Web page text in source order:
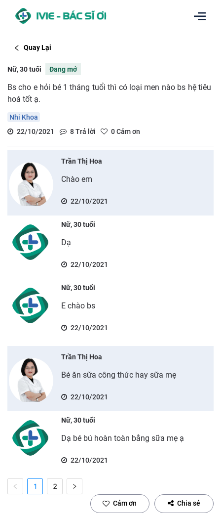
Quay Lại
Nữ, 30 tuổi Đang mở
Bs cho e hỏi bé 1 tháng tuổi thì có loại men nào bs hệ tiêu
hoá tốt ạ.
Nhi Khoa
22/10/2021
8Trả lời 0Cảm ơn
Trần Thị Hoa
Chào em
22/10/2021
Nữ, 30 tuổi
Dạ
22/10/2021
Nữ, 30 tuổi
E chào bs
22/10/2021
Trần Thị Hoa
Bé ăn sữa công thức hay sữa mẹ
22/10/2021
Nữ, 30 tuổi
Dạ bé bú hoàn toàn bằng sữa mẹ ạ
22/10/2021
1 2
Cảm ơn Chia sẻ